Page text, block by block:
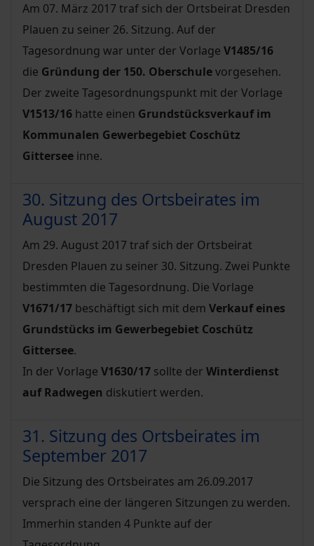
Am 07. März 2017 traf sich der Ortsbeirat Dresden
Plauen zu seiner 26. Sitzung. Auf der
Tagesordnung war unter der Vorlage V1485/16
die Gründung der 150. Oberschulevorgesehen.
Der zweite Tagesordnungspunkt mit der Vorlage
V1513/16 hatte einen Grundstücksverkauf im
Kommunalen Gewerbegebiet Coschütz
Gittersee inne.
30. Sitzung des Ortsbeirates im
August 2017
Am 29. August 2017 traf sich der Ortsbeirat
Dresden Plauen zu seiner 30. Sitzung. Zwei Punkte
bestimmten die Tagesordnung. Die Vorlage
V1671/17 beschäftigt sich mit dem Verkauf eines
Grundstücks im Gewerbegebiet Coschütz
Gittersee.
In der Vorlage V1630/17 sollte der Winterdienst
auf Radwegen diskutiert werden.
31. Sitzung des Ortsbeirates im
September 2017
Die Sitzung des Ortsbeirates am 26.09.2017
versprach eine der längeren Sitzungen zu werden.
Immerhin standen 4 Punkte auf der